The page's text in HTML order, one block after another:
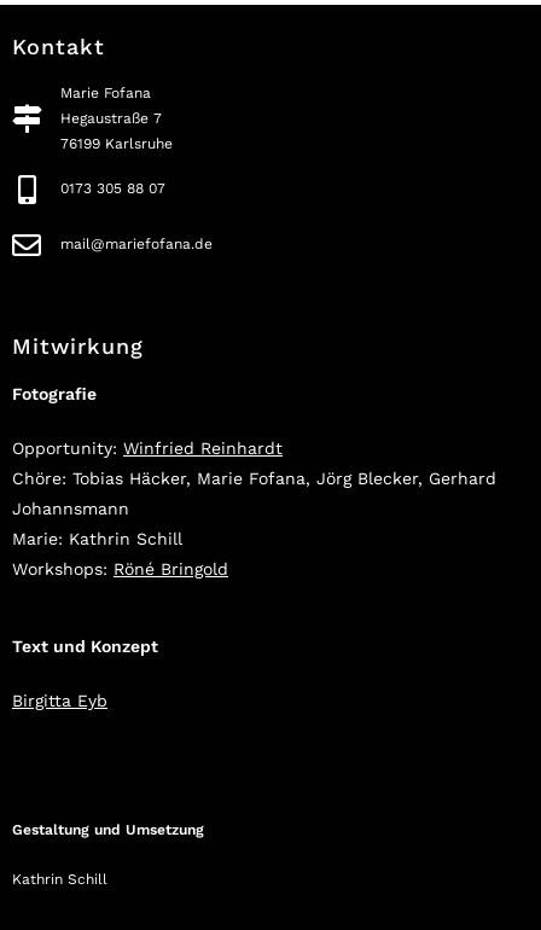
Kontakt
Marie Fofana
Hegaustraße 7
76199 Karlsruhe
0173 305 88 07
mail@mariefofana.de
Mitwirkung
Fotografie
Opportunity: Winfried Reinhardt
Chöre: Tobias Häcker, Marie Fofana, Jörg Blecker, Gerhard
Johannsmann
Marie: Kathrin Schill
Workshops: Röné Bringold
Text und Konzept
Birgitta Eyb
Gestaltung und Umsetzung
Kathrin Schill